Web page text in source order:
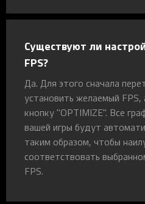
Существуют ли
FPS?
Да. Для этого сначала
установить желаемый
кнопку "OPTIMIZE". Все
вашей игры будут
таким образом, чтобы
соответствовать
FPS.